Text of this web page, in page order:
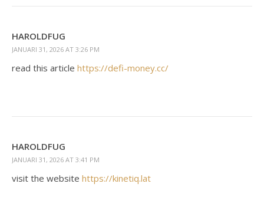
HAROLDFUG
JANUARI 31, 2026 AT 3:26 PM
read this article https://defi-money.cc/
HAROLDFUG
JANUARI 31, 2026 AT 3:41 PM
visit the website https://kinetiq.lat